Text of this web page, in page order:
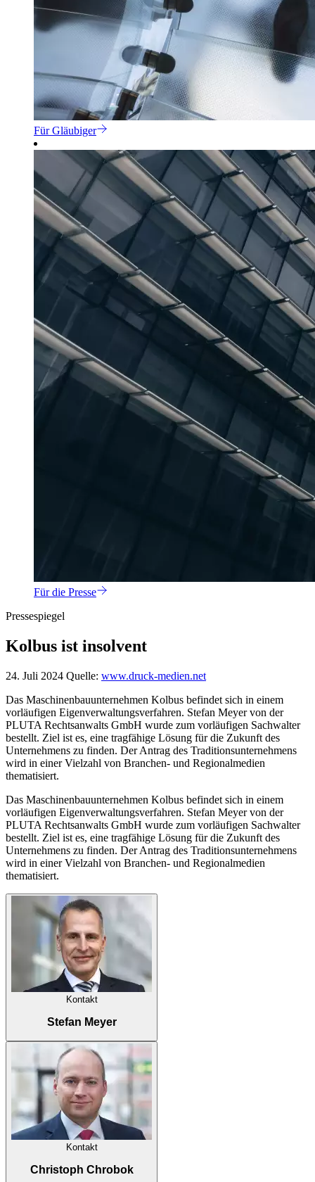
Für Gläubiger
Für die Presse
Pressespiegel
Kolbus ist insolvent
24. Juli 2024 Quelle: www.druck-medien.net
Das Maschinenbauunternehmen Kolbus befindet sich in einem
vorläufigen Eigenverwaltungsverfahren. Stefan Meyer von der
PLUTA Rechtsanwalts GmbH wurde zum vorläufigen Sachwalter
bestellt. Ziel ist es, eine tragfähige Lösung für die Zukunft des
Unternehmens zu finden. Der Antrag des Traditionsunternehmens
wird in einer Vielzahl von Branchen- und Regionalmedien
thematisiert.
Das Maschinenbauunternehmen Kolbus befindet sich in einem
vorläufigen Eigenverwaltungsverfahren. Stefan Meyer von der
PLUTA Rechtsanwalts GmbH wurde zum vorläufigen Sachwalter
bestellt. Ziel ist es, eine tragfähige Lösung für die Zukunft des
Unternehmens zu finden. Der Antrag des Traditionsunternehmens
wird in einer Vielzahl von Branchen- und Regionalmedien
thematisiert.
Kontakt
Stefan Meyer
Kontakt
Christoph Chrobok